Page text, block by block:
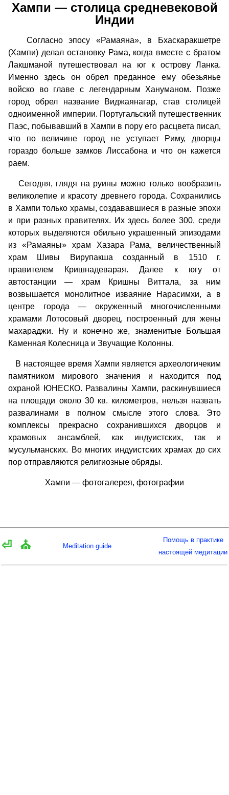
Хампи — столица средневековой
Индии
Согласно эпосу «Рамаяна», в Бхаскаракшетре
(Хампи) делал остановку Рама, когда вместе с братом
Лакшманой путешествовал на юг к острову Ланка.
Именно здесь он обрел преданное ему обезьянье
войско во главе с легендарным Хануманом. Позже
город обрел название Виджаянагар, став столицей
одноименной империи. Португальский путешественник
Паэс, побывавший в Хампи в пору его расцвета писал,
что по величине город не уступает Риму, дворцы
гораздо больше замков Лиссабона и что он кажется
раем.
Сегодня, глядя на руины можно только вообразить
великолепие и красоту древнего города. Сохранились
в Хампи только храмы, создававшиеся в разные эпохи
и при разных правителях. Их здесь более 300, среди
которых выделяются обильно украшенный эпизодами
из «Рамаяны» храм Хазара Рама, величественный
храм Шивы Вирупакша созданный в 1510 г.
правителем Кришнадеварая. Далее к югу от
автостанции — храм Кришны Виттала, за ним
возвышается монолитное изваяние Нарасимхи, а в
центре города — окруженный многочисленными
храмами Лотосовый дворец, построенный для жены
махараджи. Ну и конечно же, знаменитые Большая
Каменная Колесница и Звучащие Колонны.
В настоящее время Хампи является археологичеким
памятником мирового значения и находится под
охраной ЮНЕСКО. Развалины Хампи, раскинувшиеся
на площади около 30 кв. километров, нельзя назвать
развалинами в полном смысле этого слова. Это
комплексы прекрасно сохранившихся дворцов и
храмовых ансамблей, как индуистских, так и
мусульманских. Во многих индуистских храмах до сих
пор отправляются религиозные обряды.
Хампи — фотогалерея, фотографии
⏎ ⛪ Meditation guide
Помощь в практике
настоящей медитации